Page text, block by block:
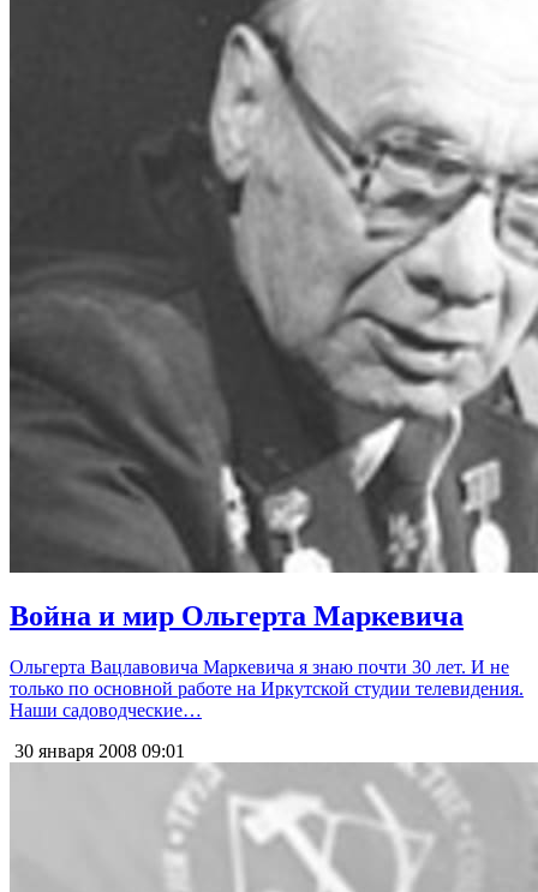
Война и мир Ольгерта Маркевича
Ольгерта Вацлавовича Маркевича я знаю почти 30 лет. И не
только по основной работе на Иркутской студии телевидения.
Наши садоводческие…
30 января 2008 09:01